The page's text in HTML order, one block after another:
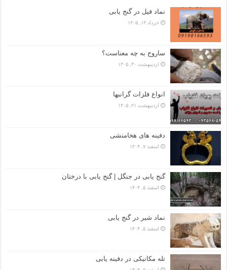
نماد فیل در گنج یابی
خرداد ۱۳, ۱۴۰۵
ساروج به چه معناست؟
اردیبهشت ۳۰, ۱۴۰۵
انواع فلزات گرانبها
اردیبهشت ۲۱, ۱۴۰۵
دفینه های هخامنشی
اسفند ۷, ۱۴۰۴
گنج یابی در جنگل | گنج یابی با درختان
اسفند ۵, ۱۴۰۴
نماد شیر در گنج یابی
اسفند ۵, ۱۴۰۴
تله مکانیکی در دفینه یابی